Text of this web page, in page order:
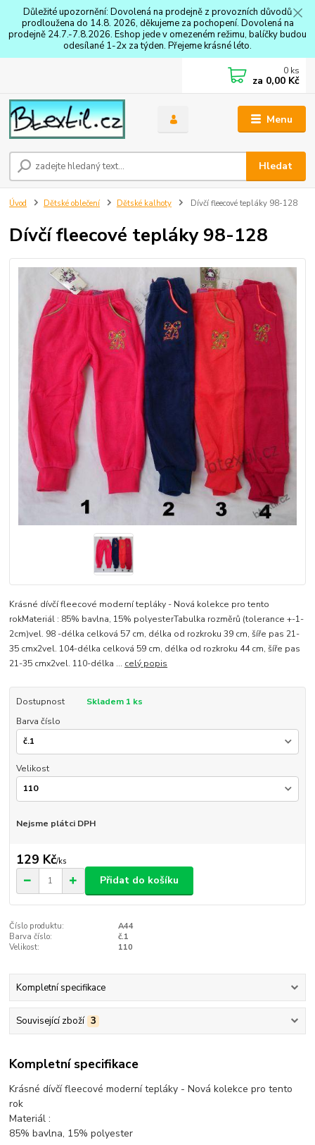
Důležité upozornění: Dovolená na prodejně z provozních důvodů
prodloužena do 14.8. 2026, děkujeme za pochopení. Dovolená na
prodejně 24.7.-7.8.2026. Eshop jede v omezeném režimu, balíčky budou
odesílané 1-2x za týden. Přejeme krásné léto.
Menu
Hledat
0 ks
za 0,00 Kč
Úvod Dětské oblečení Dětské kalhoty Dívčí fleecové tepláky 98-128
Dívčí fleecové tepláky 98-128
Krásné dívčí fleecové moderní tepláky - Nová kolekce pro tento
rokMateriál : 85% bavlna, 15% polyesterTabulka rozměrů (tolerance +-1-
2cm)vel. 98 -délka celková 57 cm, délka od rozkroku 39 cm, šíře pas 21-
35 cmx2vel. 104-délka celková 59 cm, délka od rozkroku 44 cm, šíře pas
21-35 cmx2vel. 110-délka ... celý popis
Dostupnost
Skladem 1 ks
Barva číslo
Velikost
Nejsme plátci DPH
129 Kč/ks
Přidat do košíku
Číslo produktu:
A44
Barva číslo:
č.1
Velikost:
110
Kompletní specifikace
Související zboží 3
Kompletní specifikace
Krásné dívčí fleecové moderní tepláky - Nová kolekce pro tento
rok
Materiál :
85% bavlna, 15% polyester